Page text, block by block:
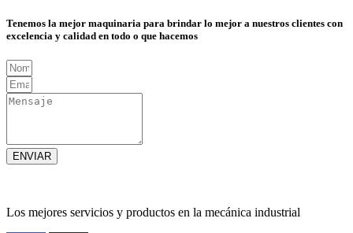
Tenemos la mejor maquinaria para brindar lo mejor a nuestros clientes con
excelencia y calidad en todo o que hacemos
ENVIAR
Los mejores servicios y productos en la mecánica industrial